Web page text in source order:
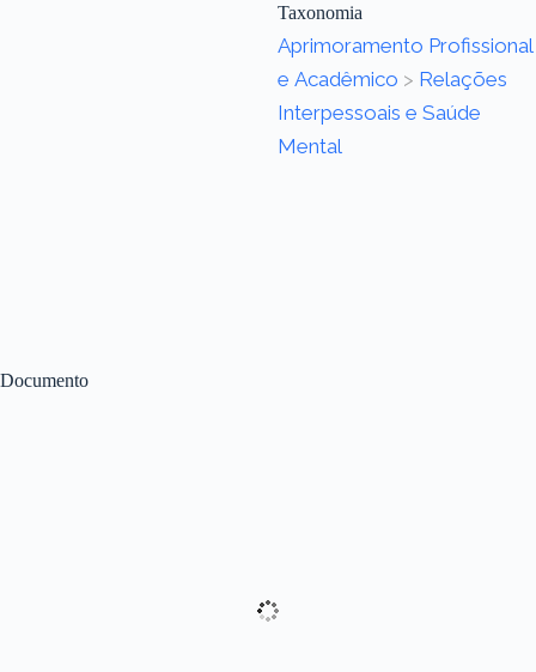
Documento
Taxonomia
Aprimoramento Profissional
e Acadêmico > Relações
Interpessoais e Saúde
Mental